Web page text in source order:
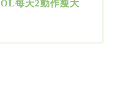
OL每天2動作瘦大